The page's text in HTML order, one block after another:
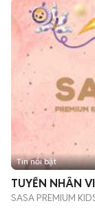
Tin nổi bật
SASA PREMIUM